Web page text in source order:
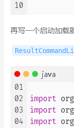
10
再写一个启动加载
java
01
02
03
04
import
import
import